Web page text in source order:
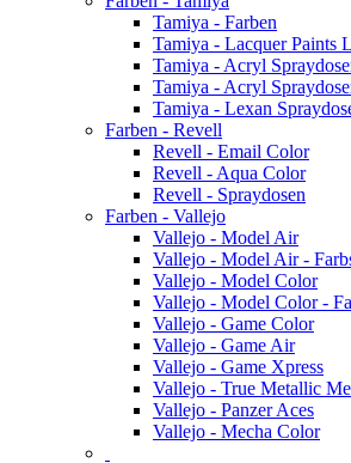
Tamiya - Farben
Tamiya - Lacquer Paints
Tamiya - Acryl
Tamiya - Acryl
Tamiya - Lexan
Farben - Revell
Revell - Email Color
Revell - Aqua Color
Revell - Spraydosen
Farben - Vallejo
Vallejo - Model Air
Vallejo - Model Air -
Vallejo - Model Color
Vallejo - Model Color -
Vallejo - Game Color
Vallejo - Game Air
Vallejo - Game Xpress
Vallejo - True Metallic
Vallejo - Panzer Aces
Vallejo - Mecha Color